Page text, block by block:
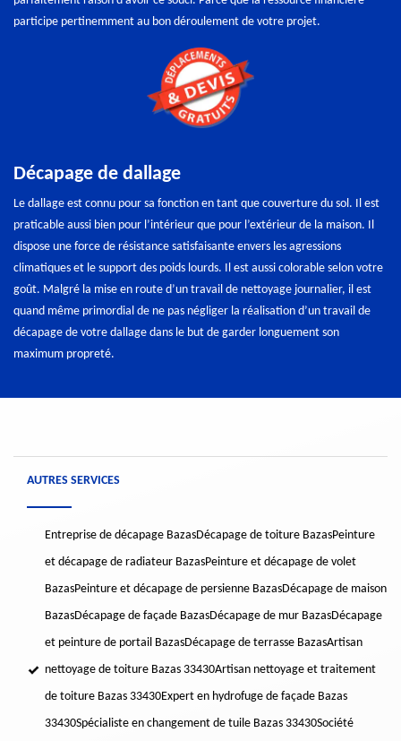
participe pertinemment au bon déroulement de votre projet.
Décapage de dallage
Le dallage est connu pour sa fonction en tant que couverture du sol. Il est
praticable aussi bien pour l’intérieur que pour l’extérieur de la maison. Il
dispose une force de résistance satisfaisante envers les agressions
climatiques et le support des poids lourds. Il est aussi colorable selon votre
goût. Malgré la mise en route d’un travail de nettoyage journalier, il est
quand même primordial de ne pas négliger la réalisation d’un travail de
décapage de votre dallage dans le but de garder longuement son
maximum propreté.
AUTRES SERVICES
Entreprise de décapage BazasDécapage de toiture BazasPeinture
et décapage de radiateur BazasPeinture et décapage de volet
BazasPeinture et décapage de persienne BazasDécapage de maison
BazasDécapage de façade BazasDécapage de mur BazasDécapage
et peinture de portail BazasDécapage de terrasse BazasArtisan
nettoyage de toiture Bazas 33430Artisan nettoyage et traitement
de toiture Bazas 33430Expert en hydrofuge de façade Bazas
33430Spécialiste en changement de tuile Bazas 33430Société